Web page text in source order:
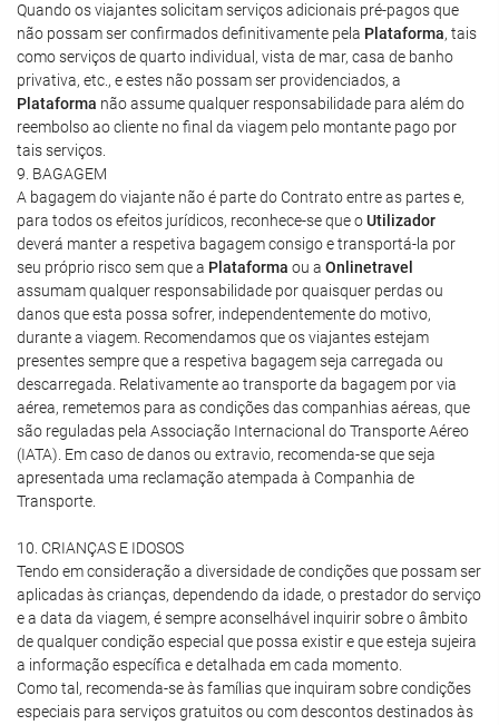
Quando os viajantes solicitam serviços adicionais pré-pagos que
não possam ser confirmados definitivamente pela Plataforma, tais
como serviços de quarto individual, vista de mar, casa de banho
privativa, etc., e estes não possam ser providenciados, a
Plataforma não assume qualquer responsabilidade para além do
reembolso ao cliente no final da viagem pelo montante pago por
tais serviços.
9. BAGAGEM
A bagagem do viajante não é parte do Contrato entre as partes e,
para todos os efeitos jurídicos, reconhece-se que oUtilizador
deverá manter a respetiva bagagem consigo e transportá-la por
seu próprio risco sem que a Plataforma ou a Onlinetravel
assumam qualquer responsabilidade por quaisquer perdas ou
danos que esta possa sofrer, independentemente do motivo,
durante a viagem. Recomendamos que os viajantes estejam
presentes sempre que a respetiva bagagem seja carregada ou
descarregada. Relativamente ao transporte da bagagem por via
aérea, remetemos para as condições das companhias aéreas, que
são reguladas pela Associação Internacional do Transporte Aéreo
(IATA). Em caso de danos ou extravio, recomenda-se que seja
apresentada uma reclamação atempada à Companhia de
Transporte.
10. CRIANÇAS E IDOSOS
Tendo em consideração a diversidade de condições que possam ser
aplicadas às crianças, dependendo da idade, o prestador do serviço
e a data da viagem, é sempre aconselhável inquirir sobre o âmbito
de qualquer condição especial que possa existir e que esteja sujeira
a informação específica e detalhada em cada momento.
Como tal, recomenda-se às famílias que inquiram sobre condições
especiais para serviços gratuitos ou com descontos destinados às